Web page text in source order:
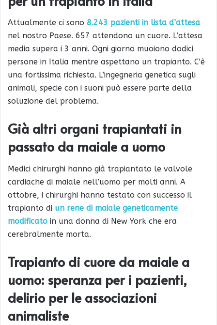
Attualmente ci sono 8.243 pazienti in lista d’attesa
nel nostro Paese. 657 attendono un cuore. L’attesa
media supera i 3 anni. Ogni giorno muoiono dodici
persone in Italia mentre aspettano un trapianto. C’è
una fortissima richiesta. L’ingegneria genetica sugli
animali, specie con i suoni può essere parte della
soluzione del problema.
Già altri organi trapiantati in
passato da maiale a uomo
Medici chirurghi hanno già trapiantato le valvole
cardiache di maiale nell’uomo per molti anni. A
ottobre, i chirurghi hanno testato con successo il
trapianto di un rene di maiale geneticamente
modificato in una donna di New York che era
cerebralmente morta.
Trapianto di cuore da maiale a
uomo: speranza per i pazienti,
delirio per le associazioni
animaliste